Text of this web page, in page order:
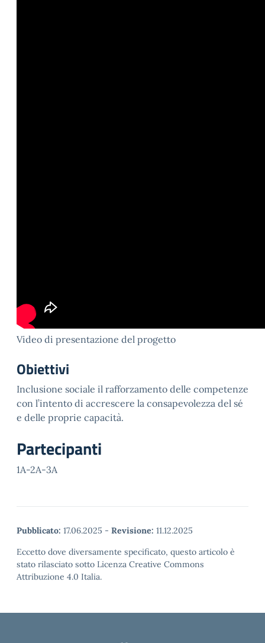
Video di presentazione del progetto
Obiettivi
Inclusione sociale il rafforzamento delle competenze
con l’intento di accrescere la consapevolezza del sé
e delle proprie capacità.
Partecipanti
1A-2A-3A
Pubblicato: 17.06.2025 - Revisione: 11.12.2025
Eccetto dove diversamente specificato, questo articolo è
stato rilasciato sotto Licenza Creative Commons
Attribuzione 4.0 Italia.